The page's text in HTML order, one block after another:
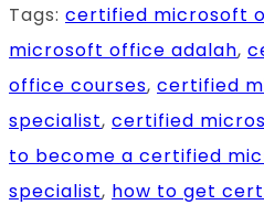
Tags: certified microsoft
microsoft office adalah,
office courses, certified
specialist, certified
to become a certified
specialist, how to get